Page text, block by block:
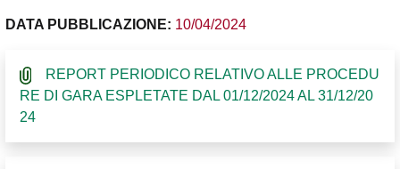
DATA PUBBLICAZIONE: 10/04/2024
REPORT PERIODICO RELATIVO ALLE PROCEDU
RE DI GARA ESPLETATE DAL 01/12/2024 AL 31/12/20
24